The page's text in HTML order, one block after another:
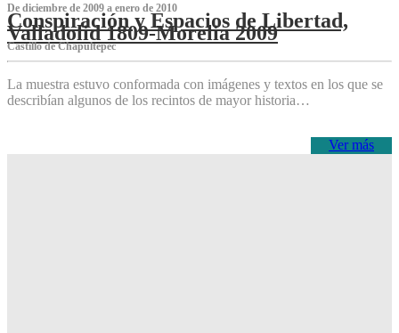
De diciembre de 2009 a enero de 2010
Conspiración y Espacios de Libertad,
Valladolid 1809-Morelia 2009
Castillo de Chapultepec
La muestra estuvo conformada con imágenes y textos en los que se
describían algunos de los recintos de mayor historia…
Ver más